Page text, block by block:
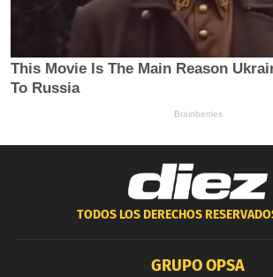
TODOS LOS DERECHOS
GRUPO OPSA